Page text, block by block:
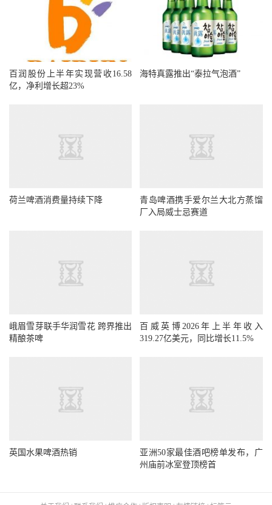
百润股份上半年实现营收16.58
亿，净利增长超23%
海特真露推出“泰拉气泡酒”
荷兰啤酒消费量持续下降
青岛啤酒携手爱尔兰大北方蒸馏
厂入局威士忌赛道
峨眉雪芽联手华润雪花 跨界推出
精酿茶啤
百威英博2026年上半年收入
319.27亿美元，同比增长11.5%
英国水果啤酒热销
亚洲50家最佳酒吧榜单发布，广
州庙前冰室登顶榜首